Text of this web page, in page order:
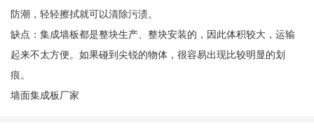
防潮，轻轻擦拭就可以清除污渍。
缺点：集成墙板都是整块生产、整块安装的，因此体积较大，运输
起来不太方便。如果碰到尖锐的物体，很容易出现比较明显的划
痕。
墙面集成板厂家